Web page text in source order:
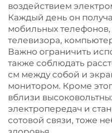
воздействием
Каждый день он
мобильных
телевизора,
Важно ограничить
также соблюдать
см между собой и
монитором. Кроме
вблизи
электропередач и
сотовой связи, тоже